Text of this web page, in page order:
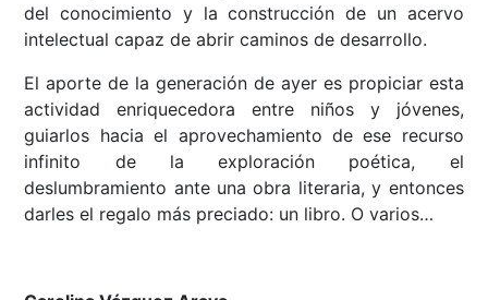
del conocimiento y la construcción de un acervo
intelectual capaz de abrir caminos de desarrollo.
El aporte de la generación de ayer es propiciar esta
actividad enriquecedora entre niños y jóvenes,
guiarlos hacia el aprovechamiento de ese recurso
infinito de la exploración poética, el
deslumbramiento ante una obra literaria, y entonces
darles el regalo más preciado: un libro. O varios…